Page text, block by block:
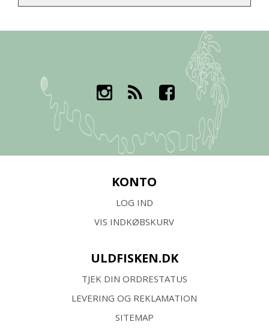
KONTO
LOG IND
VIS INDKØBSKURV
ULDFISKEN.DK
TJEK DIN ORDRESTATUS
LEVERING OG REKLAMATION
SITEMAP